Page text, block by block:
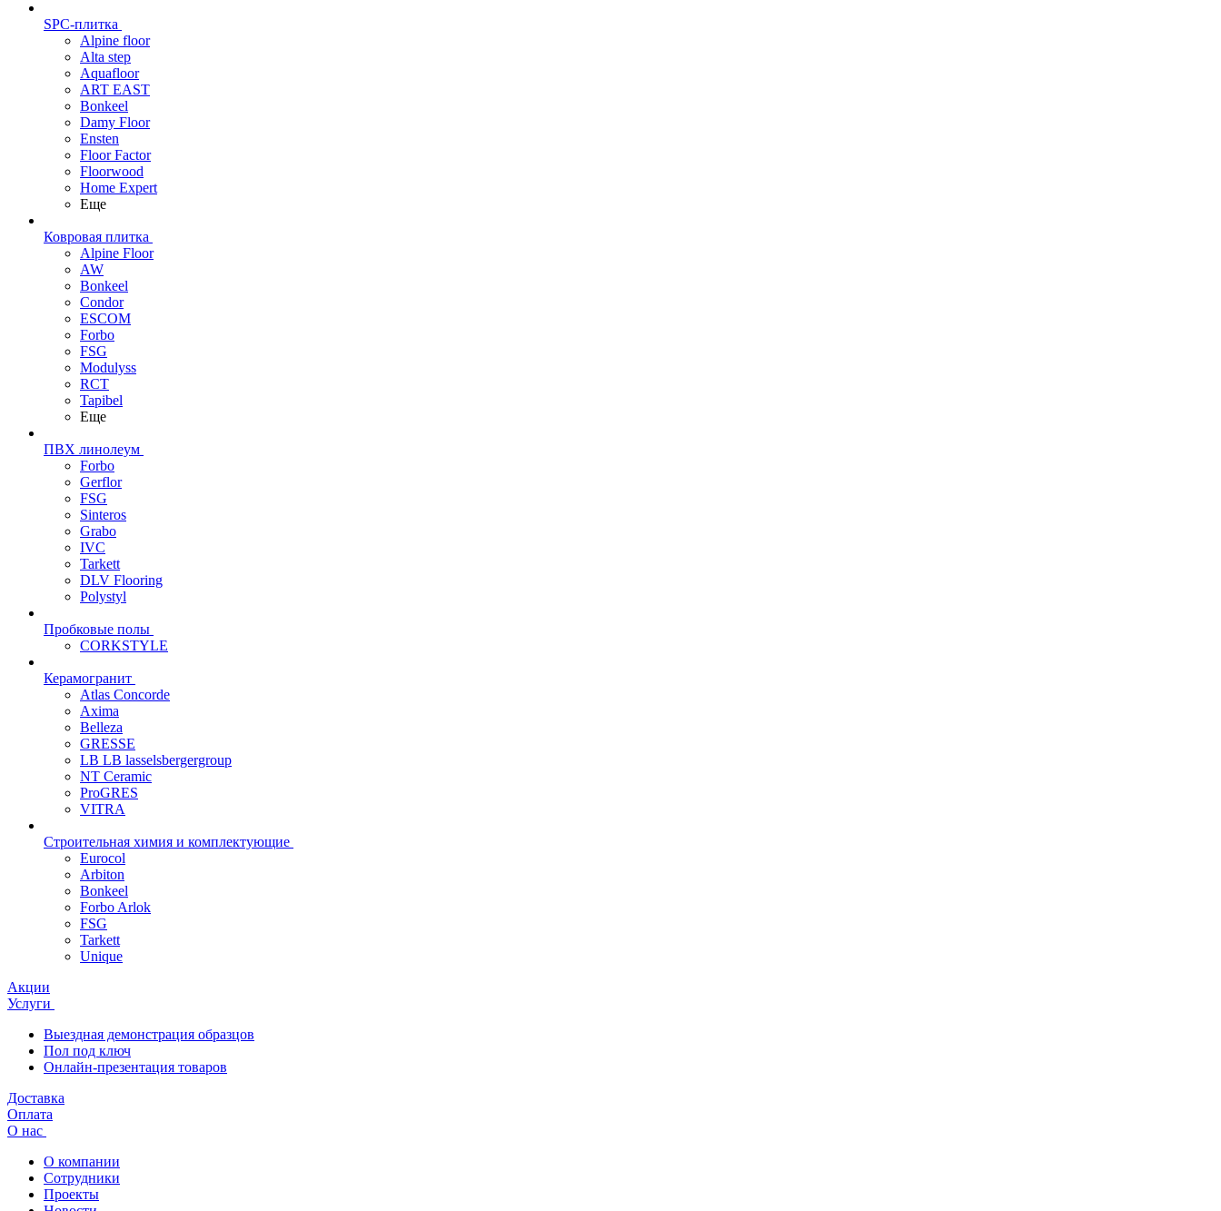
SPC-плитка
Alpine floor
Alta step
Aquafloor
ART EAST
Bonkeel
Damy Floor
Ensten
Floor Factor
Floorwood
Home Expert
Еще
Ковровая плитка
Alpine Floor
AW
Bonkeel
Condor
ESCOM
Forbo
FSG
Modulyss
RCT
Tapibel
Еще
ПВХ линолеум
Forbo
Gerflor
FSG
Sinteros
Grabo
IVC
Tarkett
DLV Flooring
Polystyl
Пробковые полы
CORKSTYLE
Керамогранит
Atlas Concorde
Axima
Belleza
GRESSE
LB LB lasselsbergergroup
NT Ceramic
ProGRES
VITRA
Строительная химия и комплектующие
Eurocol
Arbiton
Bonkeel
Forbo Arlok
FSG
Tarkett
Unique
Акции
Услуги
Выездная демонстрация образцов
Пол под ключ
Онлайн-презентация товаров
Доставка
Оплата
О нас
О компании
Сотрудники
Проекты